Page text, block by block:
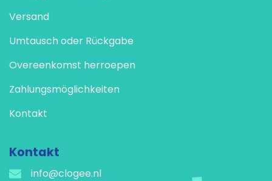
Versand
Umtausch oder Rückgabe
Overeenkomst herroepen
Zahlungsmöglichkeiten
Kontakt
Kontakt
info@clogee.nl